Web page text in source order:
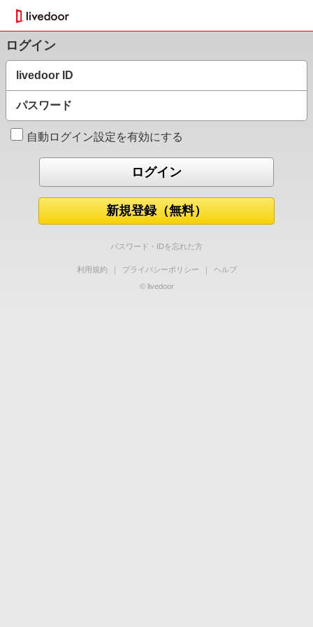
ログイン
livedoor ID
パスワード
自動ログイン設定を有効にする
新規登録（無料）
パスワード・IDを忘れた方
利用規約 ｜ プライバシーポリシー ｜
ヘルプ
© livedoor